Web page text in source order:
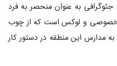
جئوگرافی به عنوان منحصر به فرد
زیست معرفی شده است. این اقامتگاه، شامل 9 ساختمان خصوصی و لوکس است که از چوب
مدارس این منطقه در دستور کار